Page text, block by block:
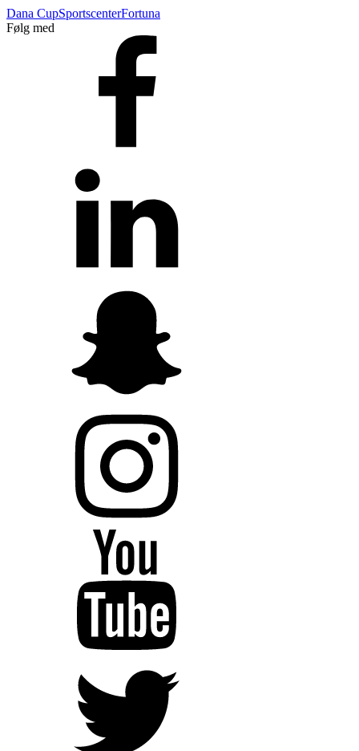
Dana CupSportscenterFortuna
Følg med